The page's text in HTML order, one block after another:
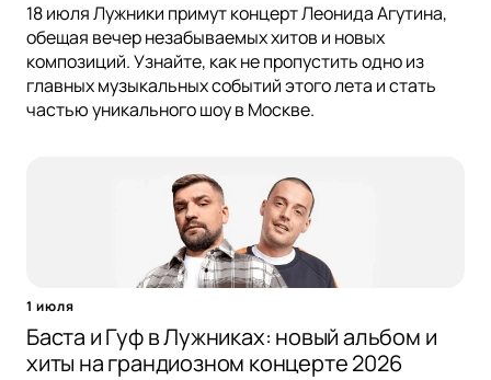
18 июля Лужники примут концерт Леонида Агутина,
обещая вечер незабываемых хитов и новых
композиций. Узнайте, как не пропустить одно из
главных музыкальных событий этого лета и стать
частью уникального шоу в Москве.
1 июля
Баста и Гуф в Лужниках: новый альбом и
хиты на грандиозном концерте 2026